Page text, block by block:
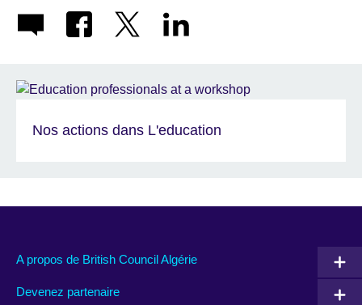
Nos actions dans L'education
A propos de British Council Algérie
Devenez partenaire